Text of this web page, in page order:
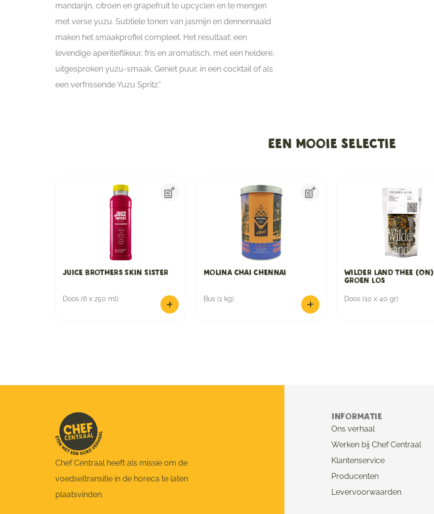
mandarijn, citroen en grapefruit te upcyclen en te mengen
met verse yuzu. Subtiele tonen van jasmijn en dennennaald
maken het smaakprofiel compleet. Het resultaat: een
levendige aperitieflikeur, fris en aromatisch, met een heldere,
uitgesproken yuzu-smaak. Geniet puur, in een cocktail of als
een verfrissende Yuzu Spritz.”
Een mooie selectie
Juice Brothers Skin Sister
Doos (6 x 250 ml)
Molina Chai Chennai
Bus (1 kg)
Wilder Land Thee (On)
Groen Los
Doos (10 x 40 gr)
Chef Centraal heeft als missie om de
voedseltransitie in de horeca te laten
plaatsvinden.
Informatie
Ons verhaal
Werken bij Chef Centraal
Klantenservice
Producenten
Levervoorwaarden